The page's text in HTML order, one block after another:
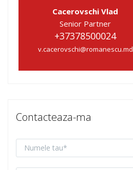
Cacerovschi Vlad
Senior Partner
+37378500024
v.cacerovschi@romanescu.md
Contacteaza-ma